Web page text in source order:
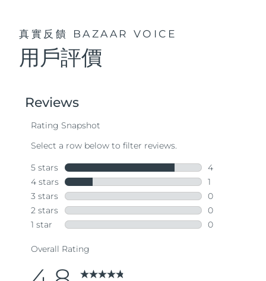
真實反饋 BAZAAR VOICE
用戶評價